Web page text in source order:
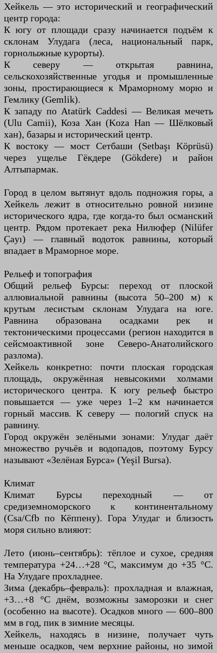
Хейкель — это исторический и географический
центр города:
К югу от площади сразу начинается подъём к
склонам Улудага (леса, национальный парк,
горнолыжные курорты).
К северу — открытая равнина,
сельскохозяйственные угодья и промышленные
зоны, простирающиеся к Мраморному морю и
Гемлику (Gemlik).
К западу по Atatürk Caddesi — Великая мечеть
(Ulu Camii), Коза Хан (Koza Han — Шёлковый
хан), базары и исторический центр.
К востоку — мост Сетбаши (Setbaşı Köprüsü)
через ущелье Гёкдере (Gökdere) и район
Алтыпармак.
Город в целом вытянут вдоль подножия горы, а
Хейкель лежит в относительно ровной низине
исторического ядра, где когда-то был османский
центр. Рядом протекает река Нилюфер (Nilüfer
Çayı) — главный водоток равнины, который
впадает в Мраморное море.
Рельеф и топография
Общий рельеф Бурсы: переход от плоской
аллювиальной равнины (высота 50–200 м) к
крутым лесистым склонам Улудага на юге.
Равнина образована осадками рек и
тектоническими процессами (регион находится в
сейсмоактивной зоне Северо-Анатолийского
разлома).
Хейкель конкретно: почти плоская городская
площадь, окружённая невысокими холмами
исторического центра. К югу рельеф быстро
повышается — уже через 1–2 км начинается
горный массив. К северу — пологий спуск на
равнину.
Город окружён зелёными зонами: Улудаг даёт
множество ручьёв и водопадов, поэтому Бурсу
называют «Зелёная Бурса» (Yeşil Bursa).
Климат
Климат Бурсы переходный — от
средиземноморского к континентальному
(Csa/Cfb по Кёппену). Гора Улудаг и близость
моря сильно влияют:
Лето (июнь–сентябрь): тёплое и сухое, средняя
температура +24…+28 °C, максимум до +35 °C.
На Улудаге прохладнее.
Зима (декабрь–февраль): прохладная и влажная,
+3…+8 °C днём, возможны заморозки и снег
(особенно на высоте). Осадков много — 600–800
мм в год, пик в зимние месяцы.
Хейкель, находясь в низине, получает чуть
меньше осадков, чем верхние районы, но зимой